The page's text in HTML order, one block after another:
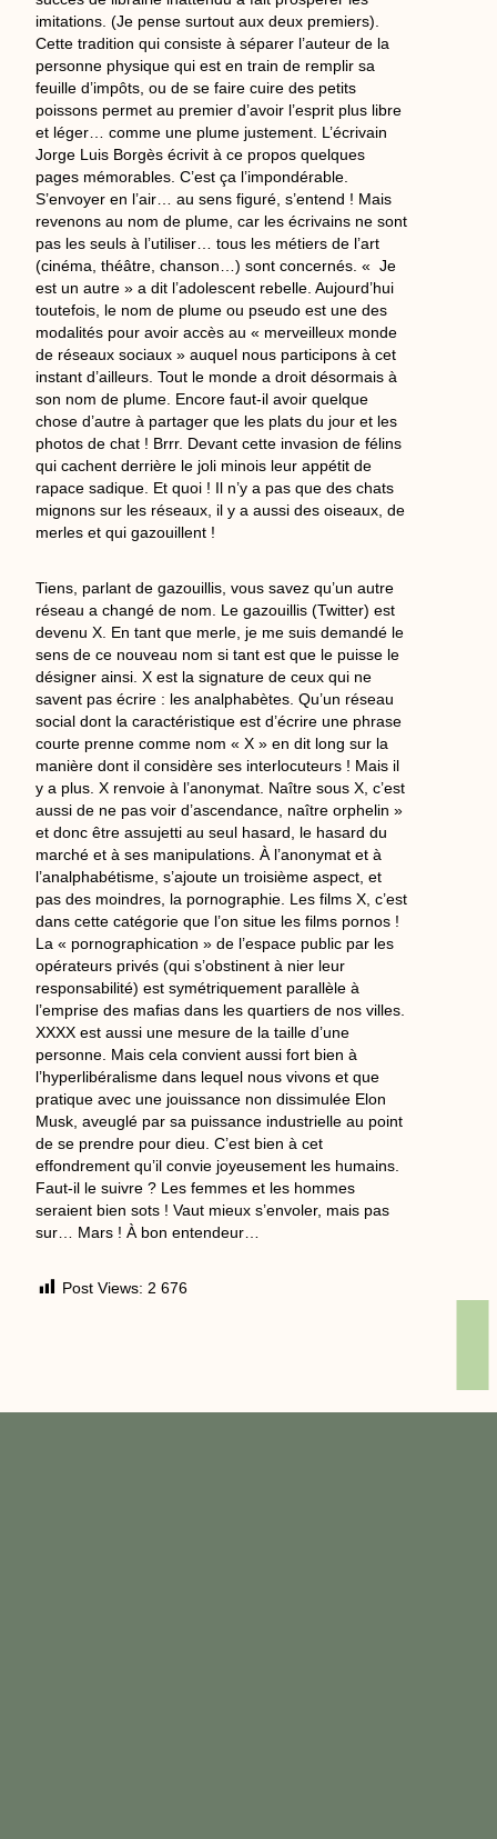
imitations. (Je pense surtout aux deux premiers).
Cette tradition qui consiste à séparer l’auteur de la
personne physique qui est en train de remplir sa
feuille d’impôts, ou de se faire cuire des petits
poissons permet au premier d’avoir l’esprit plus libre
et léger… comme une plume justement. L’écrivain
Jorge Luis Borgès écrivit à ce propos quelques
pages mémorables. C’est ça l’impondérable.
S’envoyer en l’air… au sens figuré, s’entend ! Mais
revenons au nom de plume, car les écrivains ne sont
pas les seuls à l’utiliser… tous les métiers de l’art
(cinéma, théâtre, chanson…) sont concernés. « Je
est un autre » a dit l’adolescent rebelle. Aujourd’hui
toutefois, le nom de plume ou pseudo est une des
modalités pour avoir accès au « merveilleux monde
de réseaux sociaux » auquel nous participons à cet
instant d’ailleurs. Tout le monde a droit désormais à
son nom de plume. Encore faut-il avoir quelque
chose d’autre à partager que les plats du jour et les
photos de chat ! Brrr. Devant cette invasion de félins
qui cachent derrière le joli minois leur appétit de
rapace sadique. Et quoi ! Il n’y a pas que des chats
mignons sur les réseaux, il y a aussi des oiseaux, de
merles et qui gazouillent !
Tiens, parlant de gazouillis, vous savez qu’un autre
réseau a changé de nom. Le gazouillis (Twitter) est
devenu X. En tant que merle, je me suis demandé le
sens de ce nouveau nom si tant est que le puisse le
désigner ainsi. X est la signature de ceux qui ne
savent pas écrire : les analphabètes. Qu’un réseau
social dont la caractéristique est d’écrire une phrase
courte prenne comme nom « X » en dit long sur la
manière dont il considère ses interlocuteurs ! Mais il
y a plus. X renvoie à l’anonymat. Naître sous X, c’est
aussi de ne pas voir d’ascendance, naître orphelin »
et donc être assujetti au seul hasard, le hasard du
marché et à ses manipulations. À l’anonymat et à
l’analphabétisme, s’ajoute un troisième aspect, et
pas des moindres, la pornographie. Les films X, c’est
dans cette catégorie que l’on situe les films pornos !
La « pornographication » de l’espace public par les
opérateurs privés (qui s’obstinent à nier leur
responsabilité) est symétriquement parallèle à
l’emprise des mafias dans les quartiers de nos villes.
XXXX est aussi une mesure de la taille d’une
personne. Mais cela convient aussi fort bien à
l’hyperlibéralisme dans lequel nous vivons et que
pratique avec une jouissance non dissimulée Elon
Musk, aveuglé par sa puissance industrielle au point
de se prendre pour dieu. C’est bien à cet
effondrement qu’il convie joyeusement les humains.
Faut-il le suivre ? Les femmes et les hommes
seraient bien sots ! Vaut mieux s’envoler, mais pas
sur… Mars ! À bon entendeur…
Post Views: 2 676